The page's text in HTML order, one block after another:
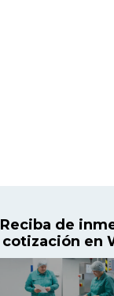
Reciba de
cotización en